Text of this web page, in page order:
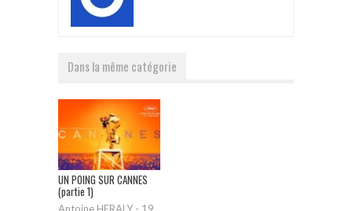
Dans la même catégorie
UN POING SUR CANNES
(partie 1)
Antoine HERALY - 19